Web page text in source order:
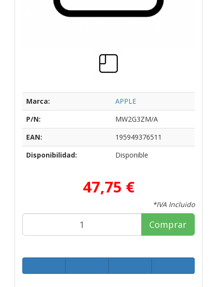
Marca:
APPLE
P/N:
MW2G3ZM/A
EAN:
195949376511
Disponibilidad:
Disponible
47,75 €
*IVA Incluido
Comprar